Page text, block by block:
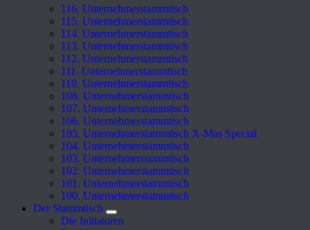
116. Unternehmerstammtisch
115. Unternehmerstammtisch
114. Unternehmerstammtisch
113. Unternehmerstammtisch
112. Unternehmerstammtisch
111. Unternehmerstammtisch
110. Unternehmerstammtisch
108. Unternehmerstammtisch
107. Unternehmerstammtisch
106. Unternehmerstammtisch
105. Unternehmerstammtisch X-Mas Special
104. Unternehmerstammtisch
103. Unternehmerstammtisch
102. Unternehmerstammtisch
101. Unternehmerstammtisch
100. Unternehmerstammtisch
Der Stammtisch
Die Initiatoren